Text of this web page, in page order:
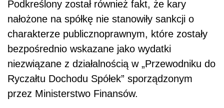
Podkreślony został również fakt, że kary
nałożone na spółkę nie stanowiły sankcji o
charakterze publicznoprawnym, które zostały
bezpośrednio wskazane jako wydatki
niezwiązane z działalnością w „Przewodniku do
Ryczałtu Dochodu Spółek” sporządzonym
przez Ministerstwo Finansów.